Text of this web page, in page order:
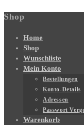
Shop
Home
Shop
Wunschliste
Mein Konto
Bestellungen
Konto-Details
Adressen
Passwort
Warenkorb